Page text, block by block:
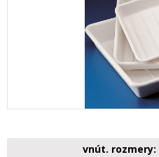
vnút. rozmery: